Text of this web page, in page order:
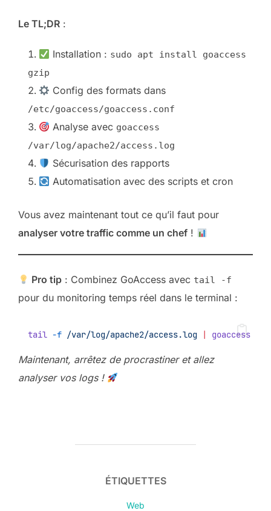
Le TL;DR :
Installation : sudo apt install goaccess
gzip
Config des formats dans
/etc/goaccess/goaccess.conf
Analyse avec goaccess
/var/log/apache2/access.log
Sécurisation des rapports
Automatisation avec des scripts et cron
Vous avez maintenant tout ce qu’il faut pour
analyser votre traffic comme un chef !
Pro tip : Combinez GoAccess avec tail -f
pour du monitoring temps réel dans le terminal :
tail -f /var/log/apache2/access.log | goaccess
Maintenant, arrêtez de procrastiner et allez
analyser vos logs !
ÉTIQUETTES
Web